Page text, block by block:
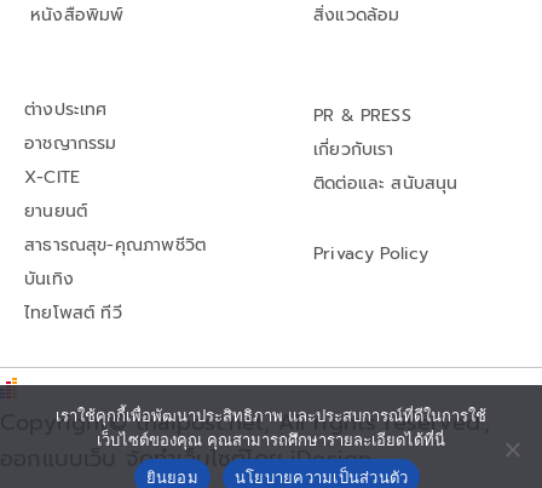
หนังสือพิมพ์
สิ่งแวดล้อม
ต่างประเทศ
อาชญากรรม
X-CITE
ยานยนต์
สาธารณสุข-คุณภาพชีวิต
บันเทิง
ไทยโพสต์ ทีวี
PR & PRESS
เกี่ยวกับเรา
ติดต่อและ สนับสนุน
Privacy Policy
Copyright© thaipost.net, All rights reserved.,
ออกแบบเว็บ จัดทำเว็บไซต์โดย iDesign
เราใช้คุกกี้เพื่อพัฒนาประสิทธิภาพ และประสบการณ์ที่ดีในการใช้
เว็บไซต์ของคุณ คุณสามารถศึกษารายละเอียดได้ที่นี่
ยินยอม
นโยบายความเป็นส่วนตัว